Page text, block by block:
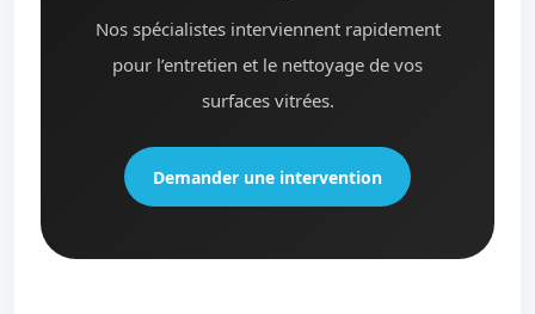
Nos spécialistes interviennent rapidement
pour l’entretien et le nettoyage de vos
surfaces vitrées.
Demander une intervention